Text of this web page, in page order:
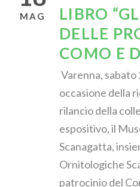
MAG
LIBRO
DELLE
COMO E
Varenna, sabato
occasione della
rilancio della
espositivo, il
Scanagatta,
Ornitologiche
patrocinio del